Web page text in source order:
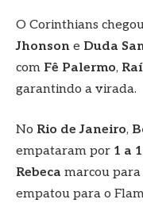
O Corinthians
Jhonson e Duda
com Fê Palermo,
garantindo a virada.
No Rio de Janeiro,
empataram por 1 a 1
Rebeca marcou para
empatou para o